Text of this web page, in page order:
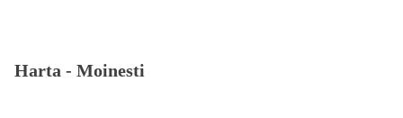
Harta - Moinesti